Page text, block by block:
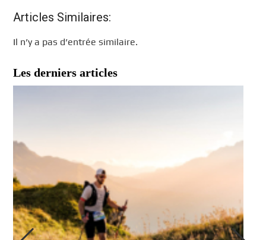
Articles Similaires:
Il n’y a pas d’entrée similaire.
Les derniers articles